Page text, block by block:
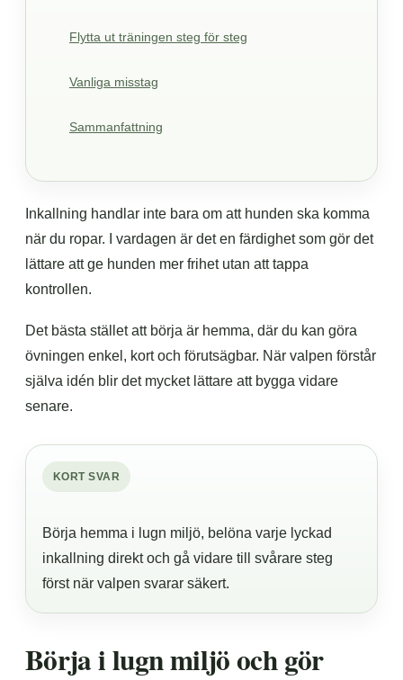
Flytta ut träningen steg för steg
Vanliga misstag
Sammanfattning
Inkallning handlar inte bara om att hunden ska komma
när du ropar. I vardagen är det en färdighet som gör det
lättare att ge hunden mer frihet utan att tappa
kontrollen.
Det bästa stället att börja är hemma, där du kan göra
övningen enkel, kort och förutsägbar. När valpen förstår
själva idén blir det mycket lättare att bygga vidare
senare.
KORT SVAR
Börja hemma i lugn miljö, belöna varje lyckad
inkallning direkt och gå vidare till svårare steg
först när valpen svarar säkert.
Börja i lugn miljö och gör